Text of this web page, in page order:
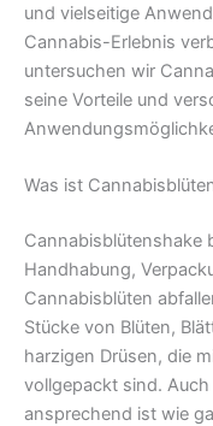
und vielseitige
Cannabis-Erlebnis
untersuchen wir
seine Vorteile und
Was ist
Cannabisblütenshake
Handhabung,
Cannabisblüten
Stücke von Blüten,
harzigen Drüsen, die
vollgepackt sind.
ansprechend ist wie